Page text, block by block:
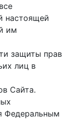
настоящей
им
защиты прав
лиц в
Сайта.
Федеральным